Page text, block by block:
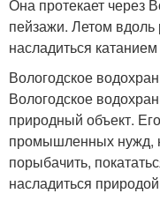
Она протекает через
пейзажи. Летом вдоль
насладиться
Вологодское
Вологодское
природный объект.
промышленных нужд,
порыбачить,
насладиться